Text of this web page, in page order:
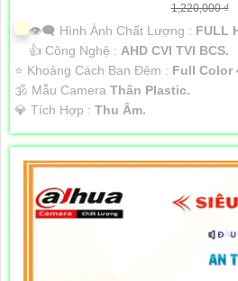
1,220,000 ₫
👁️‍🗨 Hình Ành Chất Lượng : FULL
👍 Công Nghệ : AHD CVI TVI BCS.
⭐ Khoảng Cách Ban Đêm : Full Color
🕉️ Mẫu Camera Thân Plastic.
️💎 Tích Hợp : Thu Âm.